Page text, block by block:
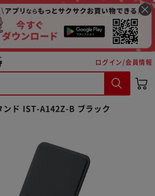
ログイン/会員情報
ンド IST-A142Z-B ブラック
購入手続きへ